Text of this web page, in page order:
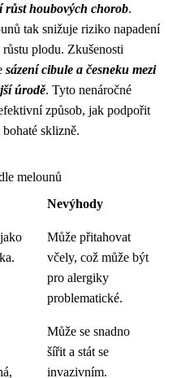
růst houbových chorob.
tak snižuje riziko napadení
plodu. Zkušenosti
sázení cibule a česneku mezi
úrodě. Tyto nenáročné
způsob, jak podpořit
sklizně.
melounů
Nevýhody
Může přitahovat
včely, což může být
pro alergiky
problematické.
Může se snadno
šířit a stát se
invazivním.